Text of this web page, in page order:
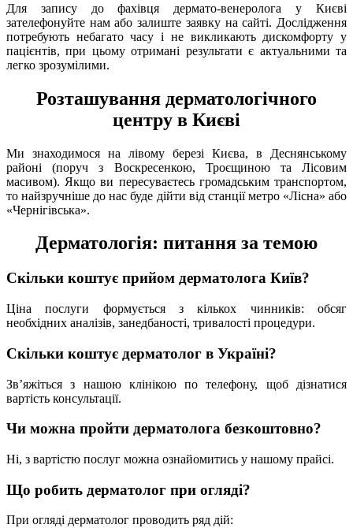
Для запису до фахівця дермато-венеролога у Києві
зателефонуйте нам або залиште заявку на сайті. Дослідження
потребують небагато часу і не викликають дискомфорту у
пацієнтів, при цьому отримані результати є актуальними та
легко зрозумілими.
Розташування дерматологічного
центру в Києві
Ми знаходимося на лівому березі Києва, в Деснянському
районі (поруч з Воскресенкою, Троєщиною та Лісовим
масивом). Якщо ви пересуваєтесь громадським транспортом,
то найзручніше до нас буде дійти від станції метро «Лісна» або
«Чернігівська».
Дерматологія: питання за темою
Скільки коштує прийом дерматолога Київ?
Ціна послуги формується з кількох чинників: обсяг
необхідних аналізів, занедбаності, тривалості процедури.
Скільки коштує дерматолог в Україні?
Зв’яжіться з нашою клінікою по телефону, щоб дізнатися
вартість консультації.
Чи можна пройти дерматолога безкоштовно?
Ні, з вартістю послуг можна ознайомитись у нашому прайсі.
Що робить дерматолог при огляді?
При огляді дерматолог проводить ряд дій: